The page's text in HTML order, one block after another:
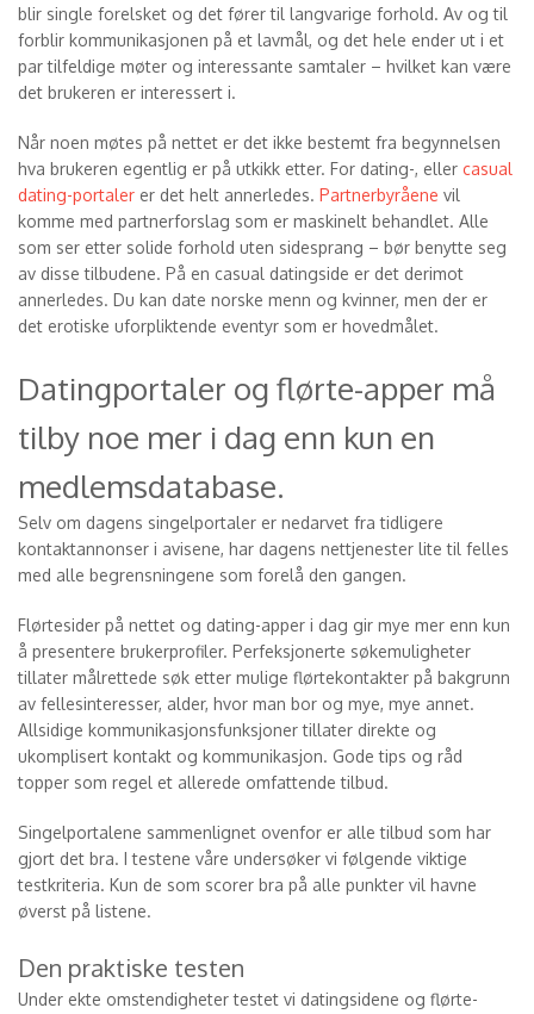
blir single forelsket og det fører til langvarige forhold. Av og til
forblir kommunikasjonen på et lavmål, og det hele ender ut i et
par tilfeldige møter og interessante samtaler – hvilket kan være
det brukeren er interessert i.
Når noen møtes på nettet er det ikke bestemt fra begynnelsen
hva brukeren egentlig er på utkikk etter. For dating-, eller casual
dating-portaler er det helt annerledes. Partnerbyråene vil
komme med partnerforslag som er maskinelt behandlet. Alle
som ser etter solide forhold uten sidesprang – bør benytte seg
av disse tilbudene. På en casual datingside er det derimot
annerledes. Du kan date norske menn og kvinner, men der er
det erotiske uforpliktende eventyr som er hovedmålet.
Datingportaler og flørte-apper må
tilby noe mer i dag enn kun en
medlemsdatabase.
Selv om dagens singelportaler er nedarvet fra tidligere
kontaktannonser i avisene, har dagens nettjenester lite til felles
med alle begrensningene som forelå den gangen.
Flørtesider på nettet og dating-apper i dag gir mye mer enn kun
å presentere brukerprofiler. Perfeksjonerte søkemuligheter
tillater målrettede søk etter mulige flørtekontakter på bakgrunn
av fellesinteresser, alder, hvor man bor og mye, mye annet.
Allsidige kommunikasjonsfunksjoner tillater direkte og
ukomplisert kontakt og kommunikasjon. Gode tips og råd
topper som regel et allerede omfattende tilbud.
Singelportalene sammenlignet ovenfor er alle tilbud som har
gjort det bra. I testene våre undersøker vi følgende viktige
testkriteria. Kun de som scorer bra på alle punkter vil havne
øverst på listene.
Den praktiske testen
Under ekte omstendigheter testet vi datingsidene og flørte-